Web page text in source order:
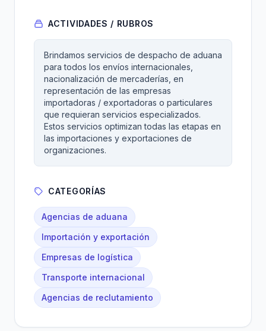
ACTIVIDADES / RUBROS
Brindamos servicios de despacho de aduana
para todos los envíos internacionales,
nacionalización de mercaderías, en
representación de las empresas
importadoras / exportadoras o particulares
que requieran servicios especializados.
Estos servicios optimizan todas las etapas en
las importaciones y exportaciones de
organizaciones.
CATEGORÍAS
Agencias de aduana
Importación y exportación
Empresas de logística
Transporte internacional
Agencias de reclutamiento